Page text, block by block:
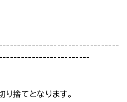
り捨てとなります。